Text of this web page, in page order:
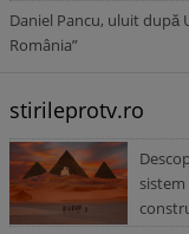
Daniel Pancu, uluit după
România”
stirileprotv.ro